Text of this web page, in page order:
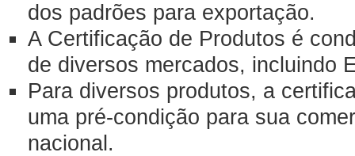
dos padrões para exportação.
A Certificação de Produtos é
de diversos mercados, incluindo
Para diversos produtos, a
uma pré-condição para sua
nacional.